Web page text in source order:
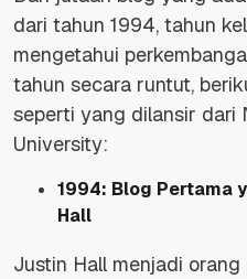
dari tahun 1994, tahun
mengetahui
tahun secara runtut,
seperti yang dilansir dari
University:
1994: Blog Pertama
Hall
Justin Hall menjadi